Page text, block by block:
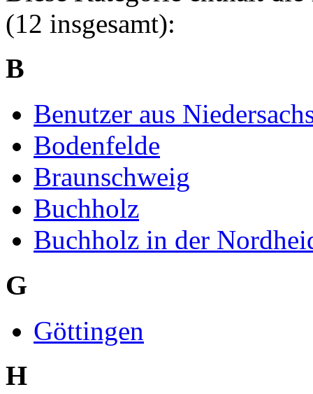
(12 insgesamt):
B
Benutzer aus
Bodenfelde
Braunschweig
Buchholz
Buchholz in der
G
Göttingen
H